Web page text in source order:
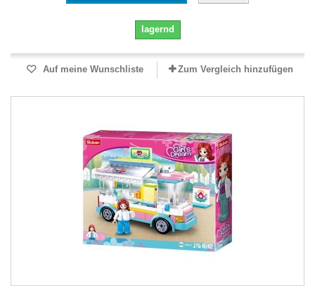
lagernd
Auf meine Wunschliste Zum Vergleich hinzufügen